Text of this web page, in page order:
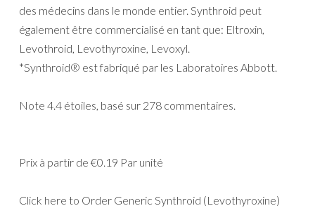
des médecins dans le monde entier. Synthroid peut
également être commercialisé en tant que: Eltroxin,
Levothroid, Levothyroxine, Levoxyl.
*Synthroid® est fabriqué par les Laboratoires Abbott.
Note 4.4 étoiles, basé sur 278 commentaires.
Prix à partir de €0.19 Par unité
Click here to Order Generic Synthroid (Levothyroxine)